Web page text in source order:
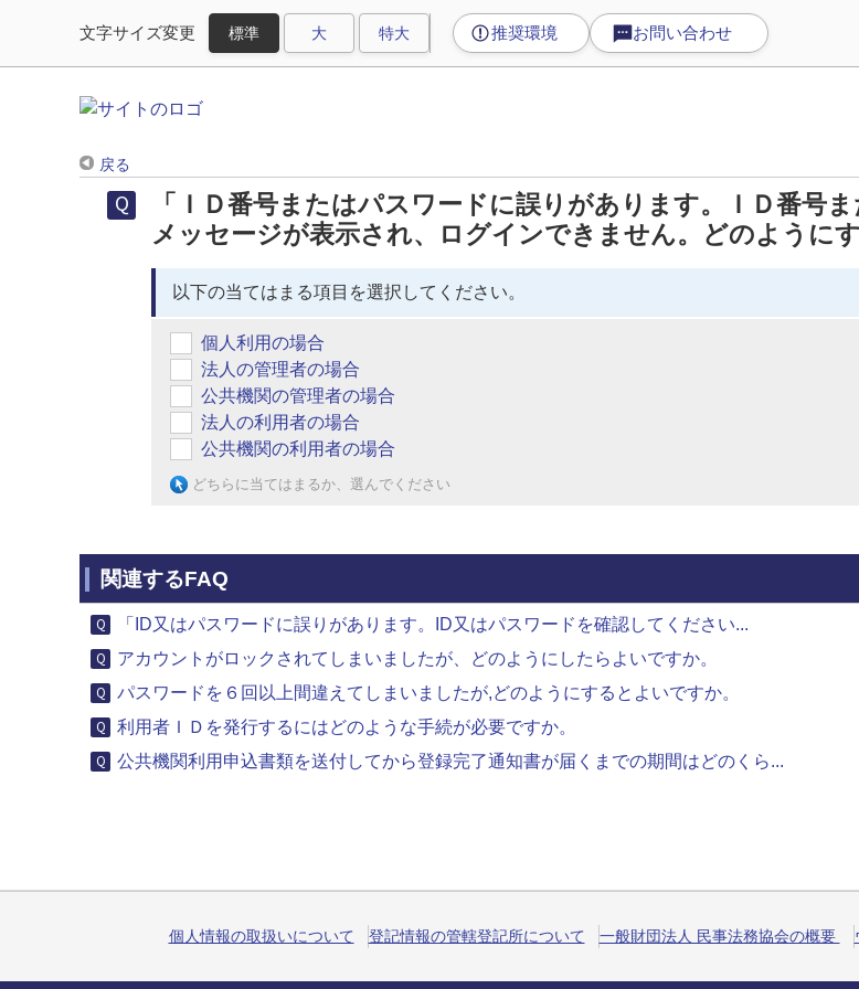
文字サイズ変更 推奨環境 お問い合わせ
戻る
「ＩＤ番号またはパスワードに誤りがあります。ＩＤ番号
メッセージが表示され、ログインできません。どのように
以下の当てはまる項目を選択してください。
個人利用の場合
法人の管理者の場合
公共機関の管理者の場合
法人の利用者の場合
公共機関の利用者の場合
どちらに当てはまるか、選んでください
関連するFAQ
「ID又はパスワードに誤りがあります。ID又はパスワードを確認してください...
アカウントがロックされてしまいましたが、どのようにしたらよいですか。
パスワードを６回以上間違えてしまいましたが,どのようにするとよいですか。
利用者ＩＤを発行するにはどのような手続が必要ですか。
公共機関利用申込書類を送付してから登録完了通知書が届くまでの期間はどのくら...
個人情報の取扱いについて 登記情報の管轄登記所について 一般財団法人 民事法務協会の概要